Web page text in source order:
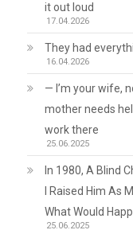
it out loud
17.04.2026
They had
16.04.2026
— I’m your wife,
mother needs
work there
25.06.2025
In 1980, A Blind
I Raised Him As
What Would
25.06.2025